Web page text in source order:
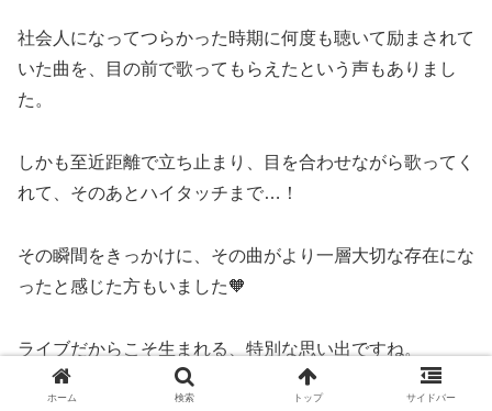
社会人になってつらかった時期に何度も聴いて励まされて
いた曲を、目の前で歌ってもらえたという声もありまし
た。
しかも至近距離で立ち止まり、目を合わせながら歌ってく
れて、そのあとハイタッチまで…！
その瞬間をきっかけに、その曲がより一層大切な存在にな
ったと感じた方もいました🧡
ライブだからこそ生まれる、特別な思い出ですね。
ホーム 検索 トップ サイドバー